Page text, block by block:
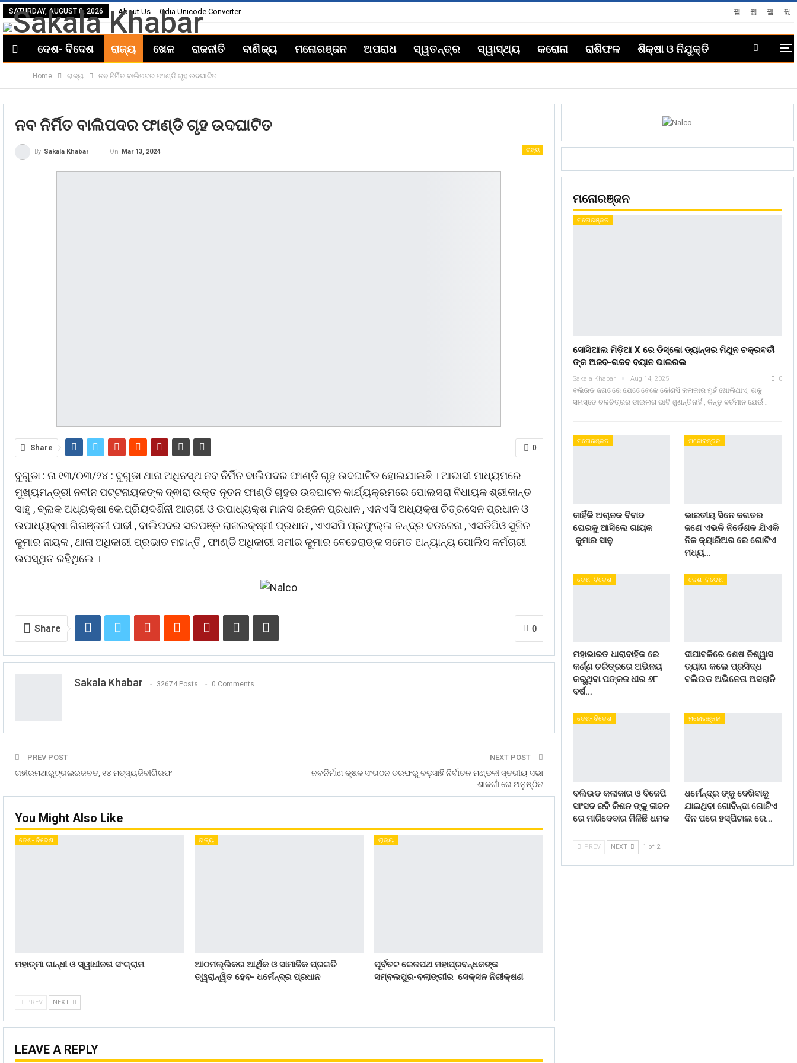
SATURDAY, AUGUST 8, 2026 About Us Odia Unicode Converter
ଦେଶ- ବିଦେଶ ରାଜ୍ୟ ଖେଳ ରାଜନୀତି ବାଣିଜ୍ୟ ମନୋରଞ୍ଜନ ଅପରାଧ ସ୍ୱତନ୍ତ୍ର ସ୍ୱାସ୍ଥ୍ୟ କରୋନା ରାଶିଫଳ ଶିକ୍ଷା ଓ ନିଯୁକ୍ତି
Home ରାଜ୍ୟ ନବ ନିର୍ମିତ ବାଲିପଦର ଫାଣ୍ଡି ଗୃହ ଉଦଘାଟିତ
ନବ ନିର୍ମିତ ବାଲିପଦର ଫାଣ୍ଡି ଗୃହ ଉଦଘାଟିତ
ରାଜ୍ୟ
By Sakala Khabar On Mar 13, 2024
0
Share
ବୁଗୁଡା : ତା ୧୩/୦୩/୨୪ : ବୁଗୁଡା ଥାନା ଅଧିନସ୍ଥ ନବ ନିର୍ମିତ ବାଲିପଦର ଫାଣ୍ଡି ଗୃହ ଉଦଘାଟିତ ହୋଇଯାଇଛି । ଆଭାସୀ ମାଧ୍ୟମରେ
ମୁଖ୍ୟମନ୍ତ୍ରୀ ନବୀନ ପଟ୍ଟନାୟକଙ୍କ ଦ୍ଵାରା ଉକ୍ତ ନୂତନ ଫାଣ୍ଡି ଗୃହର ଉଦଘାଟନ କାର୍ଯ୍ୟକ୍ରମରେ ପୋଲସରା ବିଧାୟକ ଶ୍ରୀକାନ୍ତ
ସାହୁ , ବ୍ଲକ ଅଧ୍ୟକ୍ଷା କେ.ପ୍ରିୟଦର୍ଶିନୀ ଆଚାରୀ ଓ ଉପାଧ୍ୟକ୍ଷ ମାନସ ରଞ୍ଜନ ପ୍ରଧାନ , ଏନଏସି ଅଧ୍ୟକ୍ଷ ଚିତ୍ରସେନ ପ୍ରଧାନ ଓ
ଉପାଧ୍ୟକ୍ଷା ଗିତାଞ୍ଜଳୀ ପାଢୀ , ବାଲିପଦର ସରପଞ୍ଚ ରାଜଲକ୍ଷ୍ମୀ ପ୍ରଧାନ , ଏଏସପି ପ୍ରଫୁଲ୍ଲ ଚନ୍ଦ୍ର ବଡଜେନା , ଏସଡିପିଓ ସୁଜିତ
କୁମାର ନାୟକ , ଥାନା ଅଧିକାରୀ ପ୍ରଭାତ ମହାନ୍ତି , ଫାଣ୍ଡି ଅଧିକାରୀ ସମୀର କୁମାର ବେହେରାଙ୍କ ସମେତ ଅନ୍ୟାନ୍ୟ ପୋଲିସ କର୍ମଚାରୀ
ଉପସ୍ଥିତ ରହିଥିଲେ ।
0
Share
Sakala Khabar 32674 Posts 0 Comments
PREV POST
ଗହୀରମଥାରୁଟ୍ରଲରଜବତ, ୧୪ ମତ୍ସ୍ୟଜିବୀଗିରଫ
NEXT POST
ନବନିର୍ମାଣ କୃଷକ ସଂଗଠନ ତରଫରୁ ବଡ଼ସାହି ନିର୍ବାଚନ ମଣ୍ଡଳୀ ସ୍ତରୀୟ ସଭା
ଶାଳଗାଁ ରେ ଅନୁଷ୍ଠିତ
You Might Also Like
ଦେଶ- ବିଦେଶ
ମହାତ୍ମା ଗାନ୍ଧୀ ଓ ସ୍ୱାଧୀନତା ସଂଗ୍ରାମ
ରାଜ୍ୟ
ଆଠମଲ୍ଲିକର ଆର୍ଥିକ ଓ ସାମାଜିକ ପ୍ରଗତି
ତ୍ୱରାନ୍ୱିତ ହେବ- ଧର୍ମେନ୍ଦ୍ର ପ୍ରଧାନ
ରାଜ୍ୟ
ପୂର୍ବତଟ ରେଳପଥ ମହାପ୍ରବନ୍ଧକଙ୍କ
ସମ୍ବଲପୁର-ବଲାଙ୍ଗୀର ସେକ୍ସନ ନିରୀକ୍ଷଣ
PREV NEXT
LEAVE A REPLY
ମନୋରଞ୍ଜନ
ମନୋରଞ୍ଜନ
ସୋସିଆଲ ମିଡ଼ିଆ X ରେ ଡିସ୍କୋ ଡ୍ୟାନ୍ସର ମିଥୁନ ଚକ୍ରବର୍ତୀ
ଙ୍କ ଅଜବ-ଗଜବ ବୟାନ ଭାଇରଲ
Sakala Khabar Aug 14, 2025 0
ବଲିଉଡ ଜଗତରେ ଯେତେବେଳେ କୌଣସି କଳାକାର ମୁହଁ ଖୋଲିଥାଏ, ତାକୁ
ସମସ୍ତେ ଚଳଚିତ୍ରର ଡାଇଲଗ ଭାବି ଶୁଣନ୍ତିନାହିଁ , କିନ୍ତୁ ବର୍ତମାନ ଯେଉଁ…
ମନୋରଞ୍ଜନ
କାହିଁକି ଅଚାନକ ବିବାଦ
ଘେରକୁ ଆସିଲେ ଗାୟକ
କୁମାର ସାନୁ
ମନୋରଞ୍ଜନ
ଭାରତୀୟ ସିନେ ଜଗତର
ଜଣେ ଏଭଳି ନିର୍ଦେଶକ ଯିଏକି
ନିଜ କ୍ୟାରିଅର ରେ ଗୋଟିଏ
ମଧ୍ୟ…
ଦେଶ- ବିଦେଶ
ମହାଭାରତ ଧାରାବାହିକ ରେ
କର୍ଣ୍ଣ ଚରିତ୍ରରେ ଅଭିନୟ
କରୁଥିବା ପଙ୍କଜ ଧୀର ୬୮
ବର୍ଷ…
ଦେଶ- ବିଦେଶ
ଦୀପାବଳିରେ ଶେଷ ନିଶ୍ୱାସ
ତ୍ୟାଗ କଲେ ପ୍ରସିଦ୍ଧ
ବଲିଉଡ ଅଭିନେତା ଅସରାନି
ଦେଶ- ବିଦେଶ
ବଲିଉଡ କଳାକାର ଓ ବିଜେପି
ସାଂସଦ ରବି କିଶନ ଙ୍କୁ ଜୀବନ
ରେ ମାରିଦେବାର ମିଳିଛି ଧମକ
ମନୋରଞ୍ଜନ
ଧର୍ମେନ୍ଦ୍ର ଙ୍କୁ ଦେଖିବାକୁ
ଯାଇଥିବା ଗୋବିନ୍ଦା ଗୋଟିଏ
ଦିନ ପରେ ହସ୍ପିଟାଲ ରେ…
PREV NEXT 1 of 2